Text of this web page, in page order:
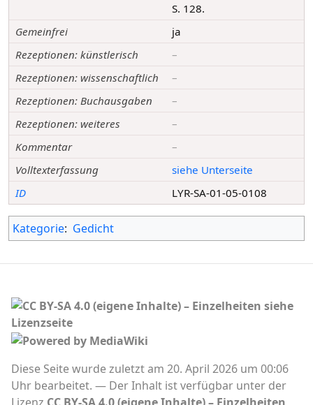
S. 128.
Gemeinfrei
ja
Rezeptionen: künstlerisch
–
Rezeptionen: wissenschaftlich
–
Rezeptionen: Buchausgaben
–
Rezeptionen: weiteres
–
Kommentar
–
Volltexterfassung
siehe Unterseite
ID
LYR-SA-01-05-0108
Kategorie: Gedicht
Diese Seite wurde zuletzt am 20. April 2026 um 00:06
Uhr bearbeitet.
Der Inhalt ist verfügbar unter der